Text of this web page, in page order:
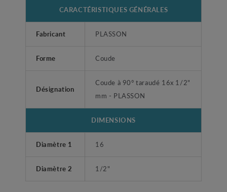
CARACTÉRISTIQUES GÉNÉRALES
Fabricant PLASSON
Forme Coude
Désignation
Coude à 90° taraudé 16x 1/2"
mm - PLASSON
DIMENSIONS
Diamètre 1 16
Diamètre 2 1/2"